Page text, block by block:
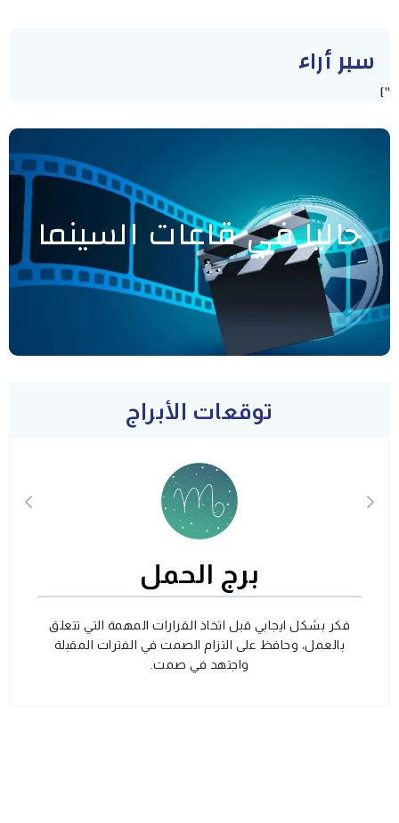
سبر أراء
"]
حاليا في قاعات السينما
توقعات الأبراج
برج الحمل
فكر بشكل ايجابي قبل اتخاذ القرارات المهمة التي تتعلق
بالعمل، وحافظ على التزام الصمت في الفترات المقبلة
واجتهد في صمت.